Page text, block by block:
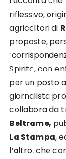
riflessivo,
agricoltori di
proposte,
Spirito, con
per un posto
giornalista
collabora da
Beltrame,
La Stampa,
l’altro, che